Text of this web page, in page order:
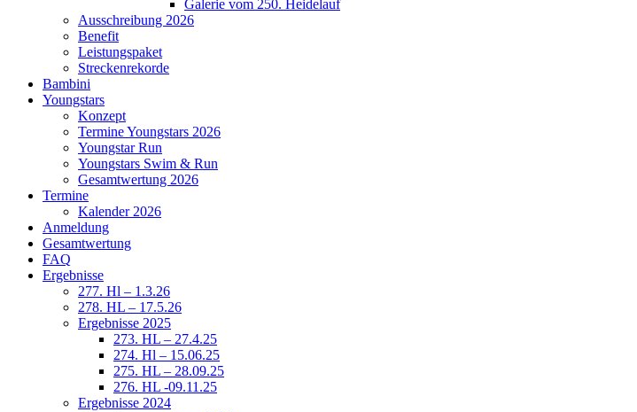
Galerie vom 250. Heidelauf
Ausschreibung 2026
Benefit
Leistungspaket
Streckenrekorde
Bambini
Youngstars
Konzept
Termine Youngstars 2026
Youngstar Run
Youngstars Swim & Run
Gesamtwertung 2026
Termine
Kalender 2026
Anmeldung
Gesamtwertung
FAQ
Ergebnisse
277. Hl – 1.3.26
278. HL – 17.5.26
Ergebnisse 2025
273. HL – 27.4.25
274. Hl – 15.06.25
275. HL – 28.09.25
276. HL -09.11.25
Ergebnisse 2024